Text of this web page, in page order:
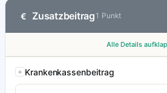
€ Zusatzbeitrag 1 Punkt
Alle Details
Krankenkassenbeitrag